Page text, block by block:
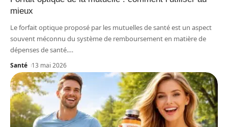
mieux
Le forfait optique proposé par les mutuelles de santé est un aspect
souvent méconnu du système de remboursement en matière de
dépenses de santé.…
Santé 13 mai 2026